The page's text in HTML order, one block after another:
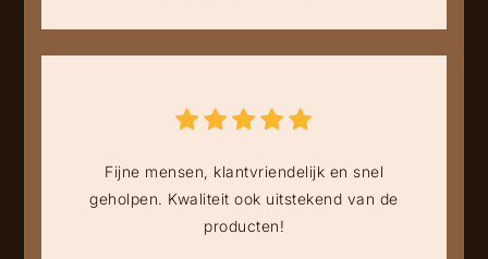
Fijne mensen, klantvriendelijk en snel
geholpen. Kwaliteit ook uitstekend van de
producten!